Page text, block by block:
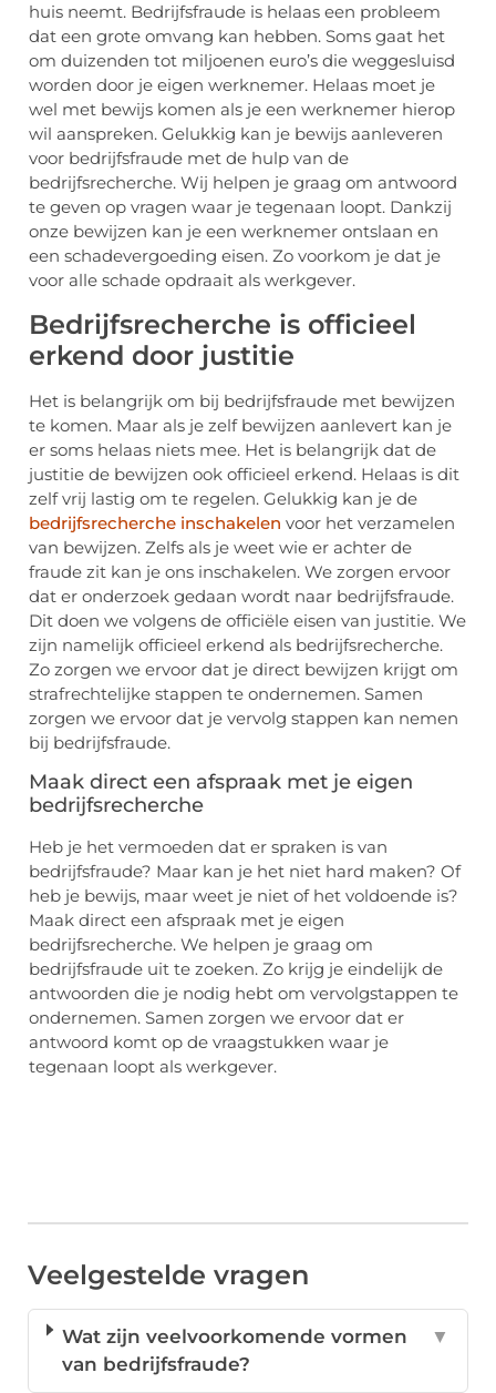
huis neemt. Bedrijfsfraude is helaas een probleem
dat een grote omvang kan hebben. Soms gaat het
om duizenden tot miljoenen euro’s die weggesluisd
worden door je eigen werknemer. Helaas moet je
wel met bewijs komen als je een werknemer hierop
wil aanspreken. Gelukkig kan je bewijs aanleveren
voor bedrijfsfraude met de hulp van de
bedrijfsrecherche. Wij helpen je graag om antwoord
te geven op vragen waar je tegenaan loopt. Dankzij
onze bewijzen kan je een werknemer ontslaan en
een schadevergoeding eisen. Zo voorkom je dat je
voor alle schade opdraait als werkgever.
Bedrijfsrecherche is officieel
erkend door justitie
Het is belangrijk om bij bedrijfsfraude met bewijzen
te komen. Maar als je zelf bewijzen aanlevert kan je
er soms helaas niets mee. Het is belangrijk dat de
justitie de bewijzen ook officieel erkend. Helaas is dit
zelf vrij lastig om te regelen. Gelukkig kan je de
bedrijfsrecherche inschakelen voor het verzamelen
van bewijzen. Zelfs als je weet wie er achter de
fraude zit kan je ons inschakelen. We zorgen ervoor
dat er onderzoek gedaan wordt naar bedrijfsfraude.
Dit doen we volgens de officiële eisen van justitie. We
zijn namelijk officieel erkend als bedrijfsrecherche.
Zo zorgen we ervoor dat je direct bewijzen krijgt om
strafrechtelijke stappen te ondernemen. Samen
zorgen we ervoor dat je vervolg stappen kan nemen
bij bedrijfsfraude.
Maak direct een afspraak met je eigen
bedrijfsrecherche
Heb je het vermoeden dat er spraken is van
bedrijfsfraude? Maar kan je het niet hard maken? Of
heb je bewijs, maar weet je niet of het voldoende is?
Maak direct een afspraak met je eigen
bedrijfsrecherche. We helpen je graag om
bedrijfsfraude uit te zoeken. Zo krijg je eindelijk de
antwoorden die je nodig hebt om vervolgstappen te
ondernemen. Samen zorgen we ervoor dat er
antwoord komt op de vraagstukken waar je
tegenaan loopt als werkgever.
Veelgestelde vragen
Wat zijn veelvoorkomende vormen
van bedrijfsfraude?
▼